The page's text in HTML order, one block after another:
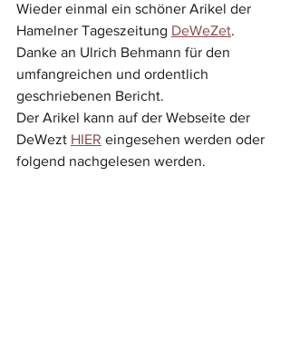
Wieder einmal ein schöner Arikel der
Hamelner Tageszeitung DeWeZet.
Danke an Ulrich Behmann für den
umfangreichen und ordentlich
geschriebenen Bericht.
Der Arikel kann auf der Webseite der
DeWezt HIER eingesehen werden oder
folgend nachgelesen werden.